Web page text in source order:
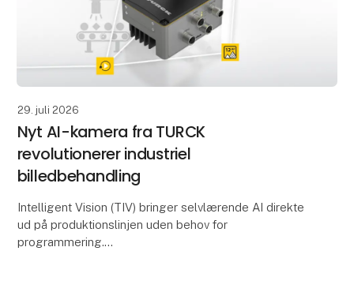
29. juli 2026
Nyt AI-kamera fra TURCK
revolutionerer industriel
billedbehandling
Intelligent Vision (TIV) bringer selvlærende AI direkte
ud på produktionslinjen uden behov for
programmering.